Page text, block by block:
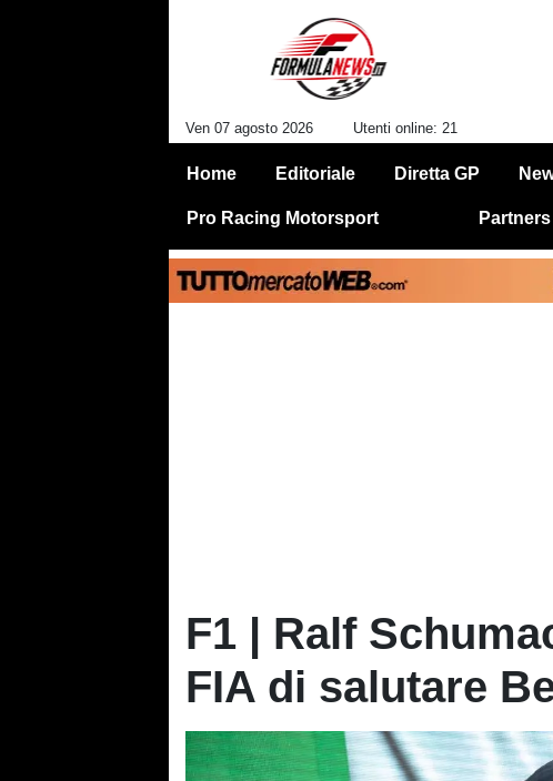
Ven 07 agosto 2026 Utenti online: 21
Home Editoriale Diretta GP
Pro Racing Motorsport
F1 | Ralf
FIA di salutare